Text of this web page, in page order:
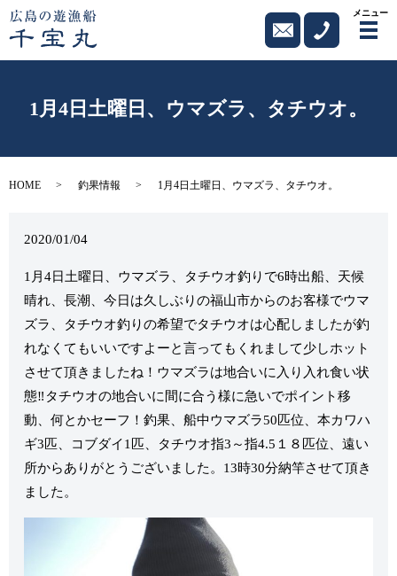
メニュー
メ
1月4日土曜日、ウマズラ、タチウオ。
HOME 釣果情報 1月4日土曜日、ウマズラ、タチウオ。
2020/01/04
1月4日土曜日、ウマズラ、タチウオ釣りで6時出船、天候
晴れ、長潮、今日は久しぶりの福山市からのお客様でウマ
ズラ、タチウオ釣りの希望でタチウオは心配しましたが釣
れなくてもいいですよーと言ってもくれまして少しホット
させて頂きましたね！ウマズラは地合いに入り入れ食い状
態‼タチウオの地合いに間に合う様に急いでポイント移
動、何とかセーフ！釣果、船中ウマズラ50匹位、本カワハ
ギ3匹、コブダイ1匹、タチウオ指3～指4.5１８匹位、遠い
所からありがとうございました。13時30分納竿させて頂き
ました。